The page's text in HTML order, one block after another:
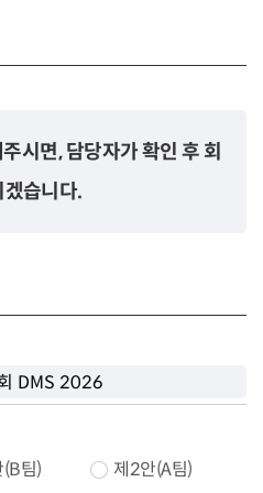
시면, 담당자가 확인 후 회
겠습니다.
팀)
제2안(A팀)